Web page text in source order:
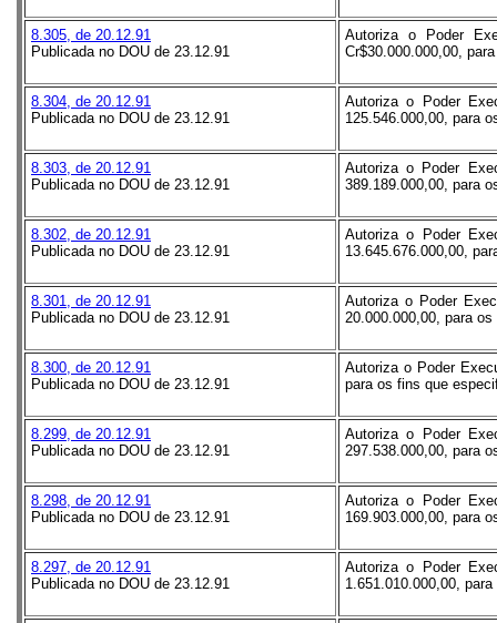
8.305, de 20.12.91
Publicada no DOU de 23.12.91
Autoriza o Poder
Cr$30.000.000,00,
8.304, de 20.12.91
Publicada no DOU de 23.12.91
Autoriza o Poder
125.546.000,00, para
8.303, de 20.12.91
Publicada no DOU de 23.12.91
Autoriza o Poder
389.189.000,00, para
8.302, de 20.12.91
Publicada no DOU de 23.12.91
Autoriza o Poder
13.645.676.000,00,
8.301, de 20.12.91
Publicada no DOU de 23.12.91
Autoriza o Poder
20.000.000,00, para
8.300, de 20.12.91
Publicada no DOU de 23.12.91
Autoriza o Poder
para os fins que
8.299, de 20.12.91
Publicada no DOU de 23.12.91
Autoriza o Poder
297.538.000,00, para
8.298, de 20.12.91
Publicada no DOU de 23.12.91
Autoriza o Poder
169.903.000,00, para
8.297, de 20.12.91
Publicada no DOU de 23.12.91
Autoriza o Poder
1.651.010.000,00,